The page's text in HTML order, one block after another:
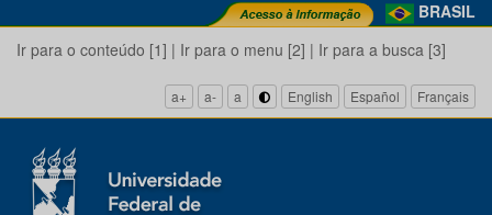
BRASIL
Ir para o conteúdo [1] | Ir para o menu [2] | Ir para a busca [3]
a+ a- a English Español Français